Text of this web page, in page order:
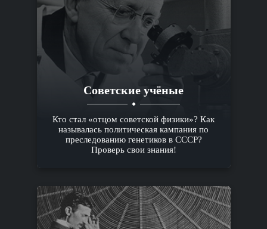
Советские учёные
Кто стал «отцом советской физики»? Как
называлась политическая кампания по
преследованию генетиков в СССР?
Проверь свои знания!